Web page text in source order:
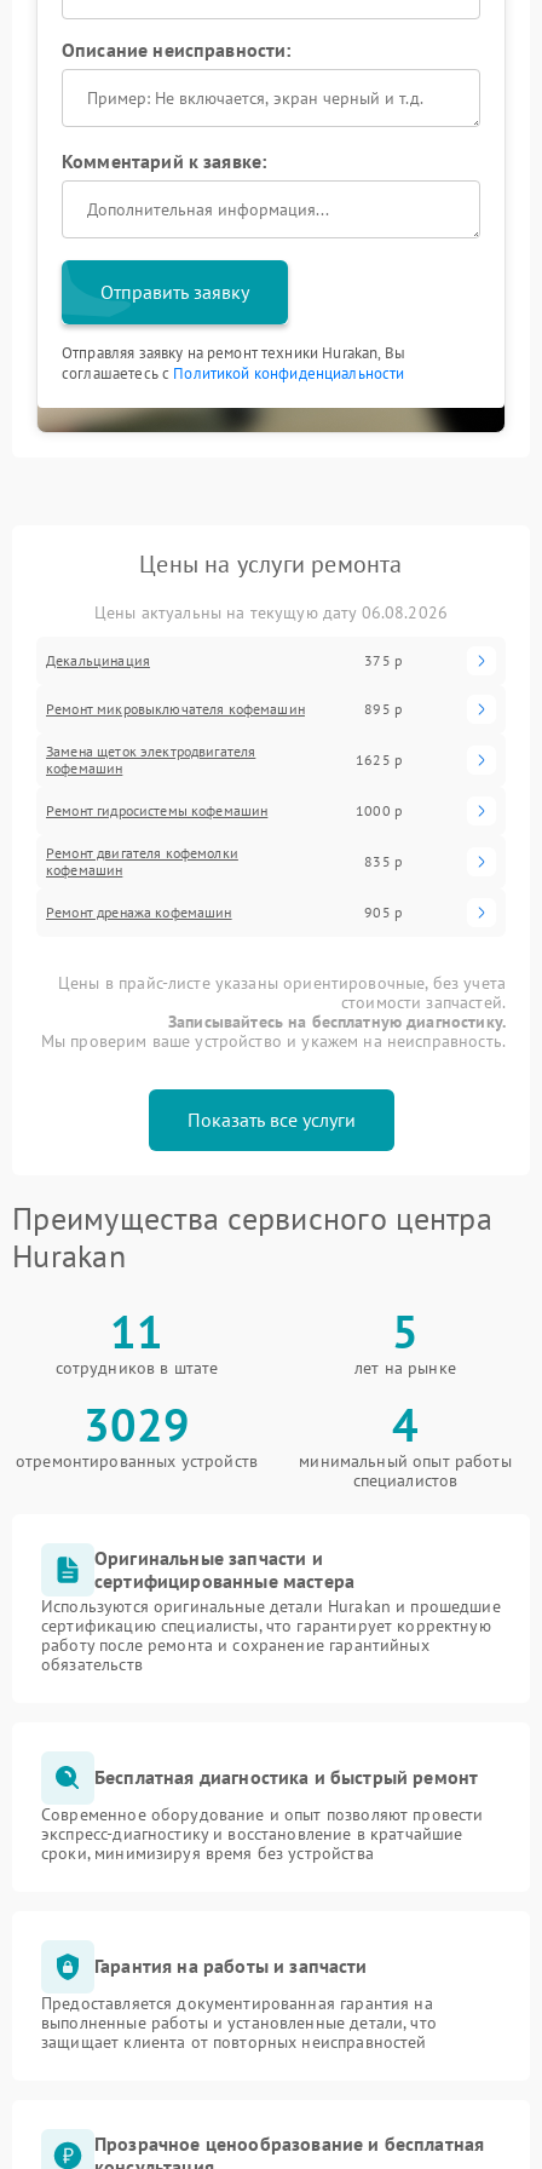
Описание неисправности:
Комментарий к заявке:
Отправить заявку
Отправляя заявку на ремонт техники Hurakan, Вы
соглашаетесь с Политикой конфиденциальности
Цены на услуги ремонта
Цены актуальны на текущую дату 06.08.2026
Декальцинация 375 р
Ремонт микровыключателя кофемашин 895 р
Замена щеток электродвигателя
кофемашин
1625 р
Ремонт гидросистемы кофемашин 1000 р
Ремонт двигателя кофемолки
кофемашин
835 р
Ремонт дренажа кофемашин 905 р
Цены в прайс-листе указаны ориентировочные, без учета
стоимости запчастей.
Записывайтесь на бесплатную диагностику.
Мы проверим ваше устройство и укажем на неисправность.
Показать все услуги
Преимущества сервисного центра
Hurakan
11
сотрудников в штате
5
лет на рынке
3029
отремонтированных устройств
4
минимальный опыт работы
специалистов
Оригинальные запчасти и
сертифицированные мастера
Используются оригинальные детали Hurakan и прошедшие
сертификацию специалисты, что гарантирует корректную
работу после ремонта и сохранение гарантийных
обязательств
Бесплатная диагностика и быстрый ремонт
Современное оборудование и опыт позволяют провести
экспресс-диагностику и восстановление в кратчайшие
сроки, минимизируя время без устройства
Гарантия на работы и запчасти
Предоставляется документированная гарантия на
выполненные работы и установленные детали, что
защищает клиента от повторных неисправностей
Прозрачное ценообразование и бесплатная